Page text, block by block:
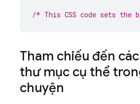
/* This CSS code sets the
Tham chiếu đến
thư mục cụ thể
chuyện